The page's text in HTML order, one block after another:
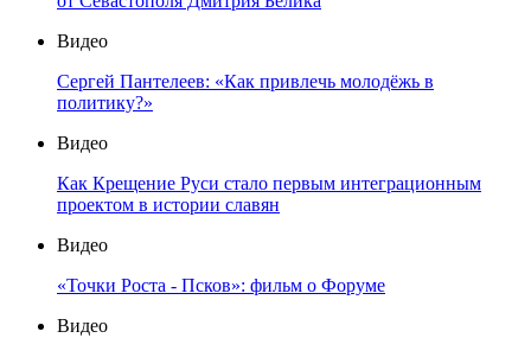
Видео
Сергей Пантелеев: «Как привлечь молодёжь в
политику?»
Видео
Как Крещение Руси стало первым интеграционным
проектом в истории славян
Видео
«Точки Роста - Псков»: фильм о Форуме
Видео